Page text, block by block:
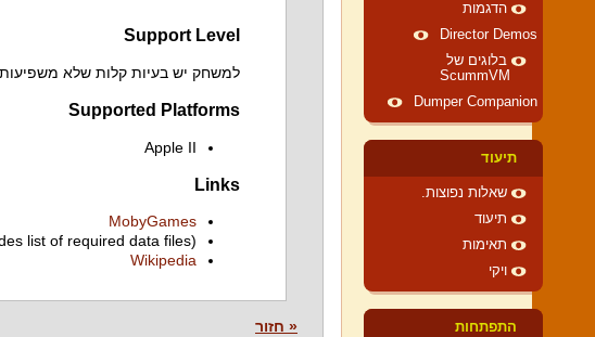
Support Level
למשחק יש בעיות קלות שלא משפיעות
Supported Platforms
Apple II
Links
MobyGames
list of required data files)
Wikipedia
« חזור
הדגמות
Director Demos
בלוגים של
ScummVM
Dumper Companion
תיעוד
שאלות נפוצות.
תיעוד
תאימות
ויקי
התפתחות